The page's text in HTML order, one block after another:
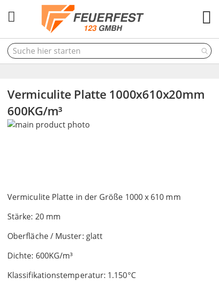
Vermiculite Platte 1000x610x20mm
600KG/m³
Vermiculite Platte in der Größe 1000 x 610 mm
Stärke: 20 mm
Oberfläche / Muster: glatt
Dichte: 600KG/m³
Klassifikationstemperatur: 1.150°C
Skip
gallery
to
beginning
the
images
gallery